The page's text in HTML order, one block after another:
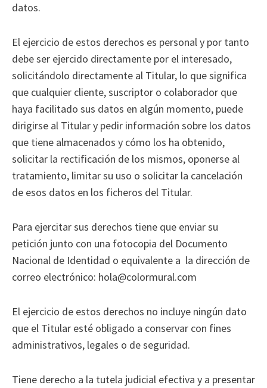
datos.
El ejercicio de estos derechos es personal y por tanto
debe ser ejercido directamente por el interesado,
solicitándolo directamente al Titular, lo que significa
que cualquier cliente, suscriptor o colaborador que
haya facilitado sus datos en algún momento, puede
dirigirse al Titular y pedir información sobre los datos
que tiene almacenados y cómo los ha obtenido,
solicitar la rectificación de los mismos, oponerse al
tratamiento, limitar su uso o solicitar la cancelación
de esos datos en los ficheros del Titular.
Para ejercitar sus derechos tiene que enviar su
petición junto con una fotocopia del Documento
Nacional de Identidad o equivalente a la dirección de
correo electrónico: hola@colormural.com
El ejercicio de estos derechos no incluye ningún dato
que el Titular esté obligado a conservar con fines
administrativos, legales o de seguridad.
Tiene derecho a la tutela judicial efectiva y a presentar